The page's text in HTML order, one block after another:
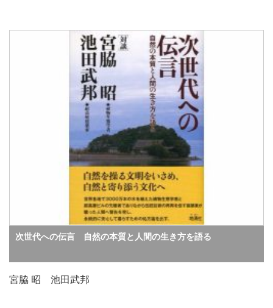
次世代への伝言 自然の本質と人間の生き方を語る
宮脇 昭 池田武邦